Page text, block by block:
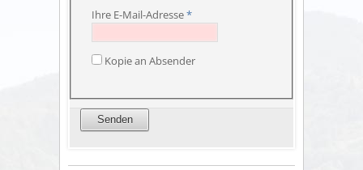
Ihre E-Mail-Adresse*
Kopie an Absender